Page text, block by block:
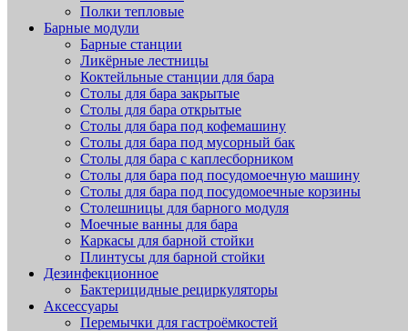
Полки тепловые
Барные модули
Барные станции
Ликёрные лестницы
Коктейльные станции для бара
Столы для бара закрытые
Столы для бара открытые
Столы для бара под кофемашину
Столы для бара под мусорный бак
Столы для бара с каплесборником
Столы для бара под посудомоечную машину
Столы для бара под посудомоечные корзины
Столешницы для барного модуля
Моечные ванны для бара
Каркасы для барной стойки
Плинтусы для барной стойки
Дезинфекционное
Бактерицидные рециркуляторы
Аксессуары
Перемычки для гастроёмкостей